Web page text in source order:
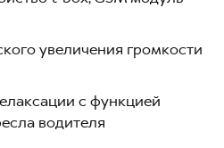
увеличения громкости
с функцией
водителя